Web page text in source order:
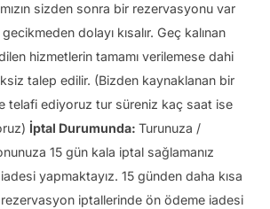
sizden sonra bir rezervasyonu var
dolayı kısalır. Geç kalınan
hizmetlerin tamamı verilemese dahi
talep edilir. (Bizden kaynaklanan bir
telafi ediyoruz tur süreniz kaç saat ise
İptal Durumunda: Turunuza /
15 gün kala iptal sağlamanız
yapmaktayız. 15 günden daha kısa
rezervasyon iptallerinde ön ödeme iadesi